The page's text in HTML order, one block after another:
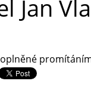
Jan